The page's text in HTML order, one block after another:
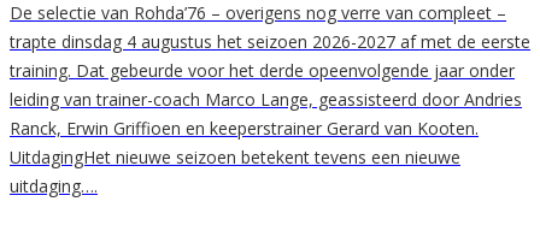
De selectie van Rohda’76 – overigens nog verre van compleet –
trapte dinsdag 4 augustus het seizoen 2026-2027 af met de eerste
training. Dat gebeurde voor het derde opeenvolgende jaar onder
leiding van trainer-coach Marco Lange, geassisteerd door Andries
Ranck, Erwin Griffioen en keeperstrainer Gerard van Kooten.
UitdagingHet nieuwe seizoen betekent tevens een nieuwe
uitdaging….